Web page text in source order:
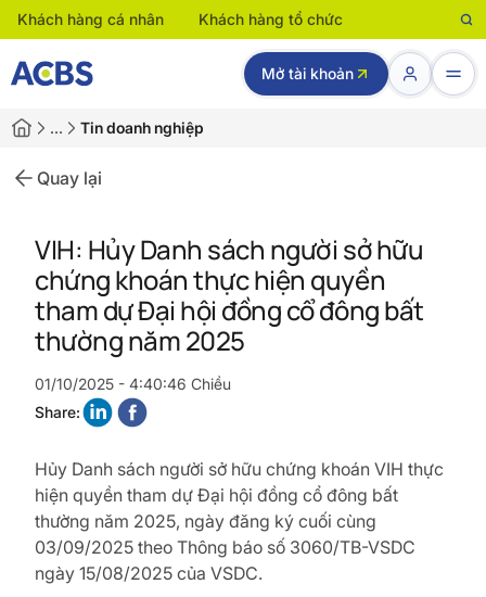
Khách hàng cá nhân Khách hàng tổ chức
Mở tài khoản
… Tin doanh nghiệp
Quay lại
VIH: Hủy Danh sách người sở hữu
chứng khoán thực hiện quyền
tham dự Đại hội đồng cổ đông bất
thường năm 2025
01/10/2025 - 4:40:46 Chiều
Share:
Hủy Danh sách người sở hữu chứng khoán VIH thực
hiện quyền tham dự Đại hội đồng cổ đông bất
thường năm 2025, ngày đăng ký cuối cùng
03/09/2025 theo Thông báo số 3060/TB-VSDC
ngày 15/08/2025 của VSDC.